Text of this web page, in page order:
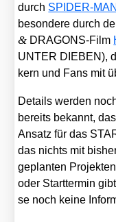
durch SPIDER-
be­son­de­re durch
& DRA­GONS-Film
UNTER DIEBEN),
kern und Fans mit
Details wer­den
bereits bekannt,
Ansatz für das
das nichts mit
geplan­ten
oder Start­ter­min
se noch kei­ne